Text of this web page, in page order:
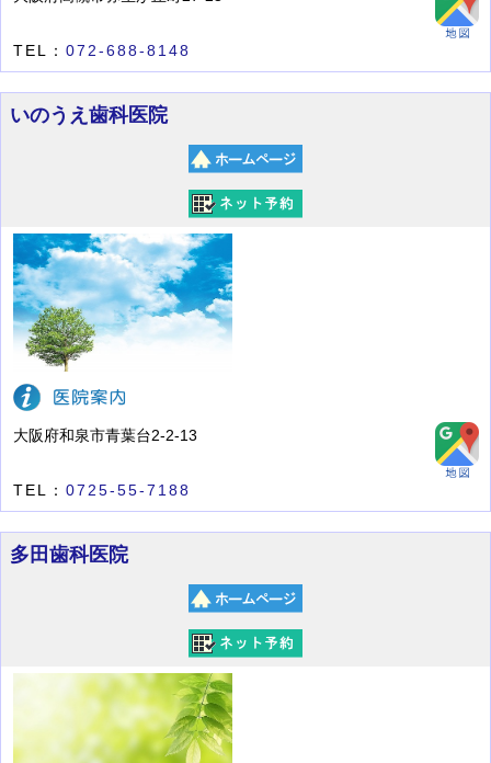
TEL： 072-688-8148
いのうえ歯科医院
大阪府和泉市青葉台2-2-13
TEL： 0725-55-7188
多田歯科医院